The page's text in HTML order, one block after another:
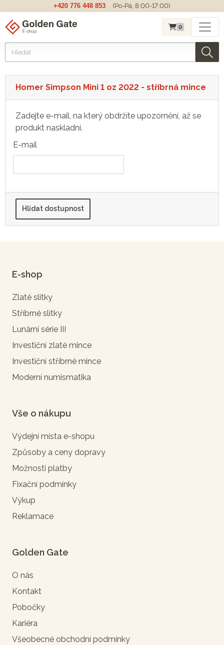
+420 776 448 853 (Po-Pá, 8:00-17:00)
0
Homer Simpson Mini 1 oz 2022 - stříbrná mince
Zadejte e-mail, na který obdržíte upozornění, až se
produkt naskladní.
E-mail
E-shop
Zlaté slitky
Stříbrné slitky
Lunární série III
Investiční zlaté mince
Investiční stříbrné mince
Moderní numismatika
Vše o nákupu
Výdejní místa e-shopu
Způsoby a ceny dopravy
Možnosti platby
Fixační podmínky
Výkup
Reklamace
Golden Gate
O nás
Kontakt
Pobočky
Kariéra
Všeobecné obchodní podmínky